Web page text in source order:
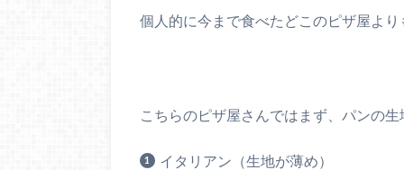
個人的に今まで食べたどこのピザ屋よ
こちらのピザ屋さんではまず、パンの
イタリアン（生地が薄め）